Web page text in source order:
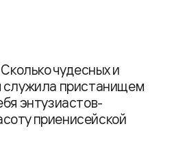
чудесных и
служила пристанищем
энтузиастов-
приенисейской